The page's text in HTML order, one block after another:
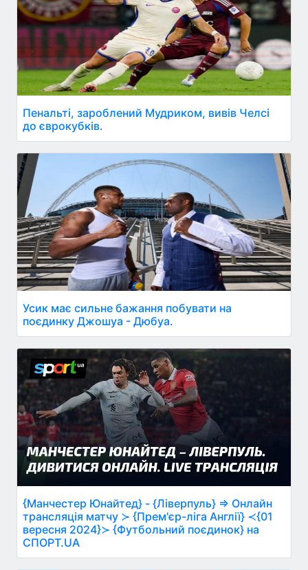
Пенальті, зароблений Мудриком, вивів Челсі
до єврокубків.
Усик має сильне бажання побувати на
поєдинку Джошуа - Дюбуа.
{Манчестер Юнайтед} - {Ліверпуль} ⇒ Онлайн
трансляція матчу ≻ {Прем'єр-ліга Англії} ≺{01
вересня 2024}≻ {Футбольний поєдинок} на
СПОРТ.UA